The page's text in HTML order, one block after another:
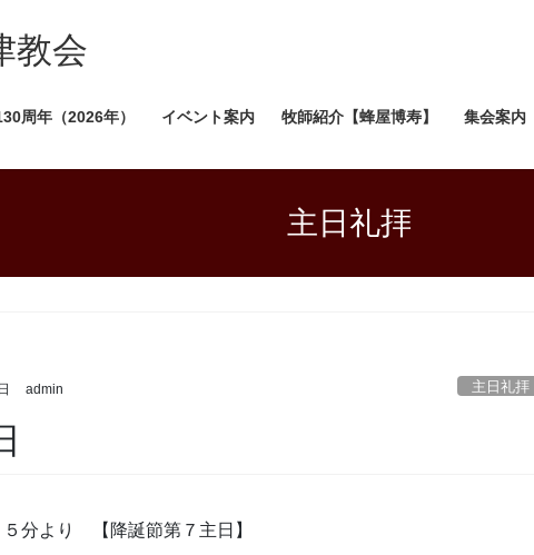
教会
周年（2026年） イベント案内 牧師紹介【蜂屋博寿】 集会案内
主日礼拝
admin 主日礼拝
分より 【降誕節第７主日】